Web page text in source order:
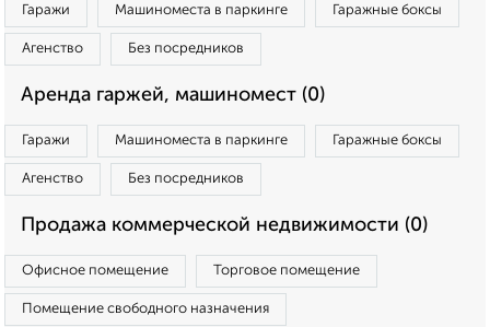
Гаражи Машиноместа в паркинге Гаражные боксы
Агенство Без посредников
Аренда гаржей, машиномест (0)
Гаражи Машиноместа в паркинге Гаражные боксы
Агенство Без посредников
Продажа коммерческой недвижимости (0)
Офисное помещение Торговое помещение
Помещение свободного назначения